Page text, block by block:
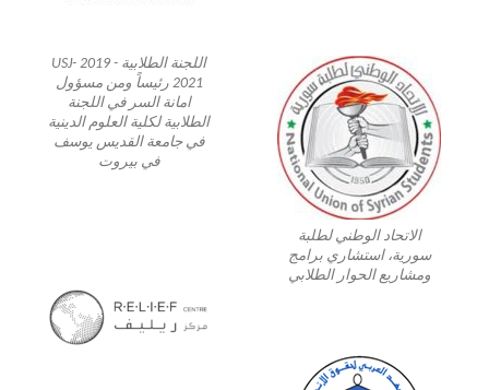
اللجنة الطلابية USJ- 2019 -
2021 رئيساً ومن مسؤول
امانة السر في اللجنة
الطلابية لكلية العلوم الدينية
في جامعة القديس يوسف
في بيروت
الاتحاد الوطني لطلبة
سورية، استشاري برامج
ومشاريع الحوار الطلابي